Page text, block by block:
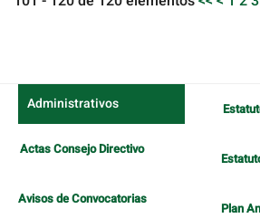
Administrativos
Actas Consejo Directivo
Avisos de Convocatorias
Plan